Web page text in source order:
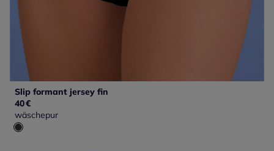
Slip formant jersey fin
40€
wäschepur